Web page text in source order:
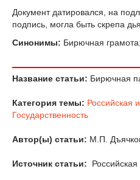
Документ датировался, на
подпись, могла быть скрепа
Синонимы: Бирючная
Название статьи: Бирючная
Категория темы: Российская
Государственность
Автор(ы) статьи: М.П.
Источник статьи: Российская